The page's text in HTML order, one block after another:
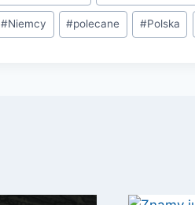
#Niemcy #polecane #Polska